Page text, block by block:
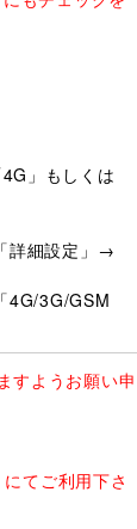
」もしくは
詳細設定」→
4G/3G/GSM
すようお願い申
てご利用下さ